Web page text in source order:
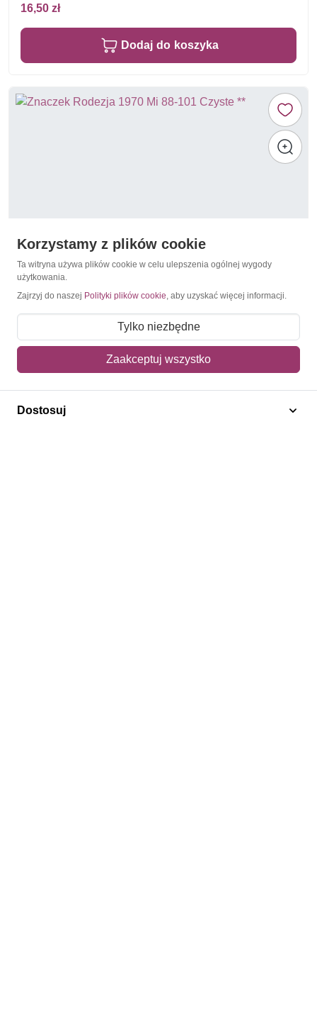
16,50 zł
Dodaj do koszyka
Rodezja 1970 Mi 88-101 Czyste **
120,00 zł
Dodaj do koszyka
Korzystamy z plików cookie
Ta witryna używa plików cookie w celu ulepszenia ogólnej wygody
użytkowania.
Zajrzyj do naszej Polityki plików cookie, aby uzyskać więcej informacji.
Tylko niezbędne
Zaakceptuj wszystko
Dostosuj